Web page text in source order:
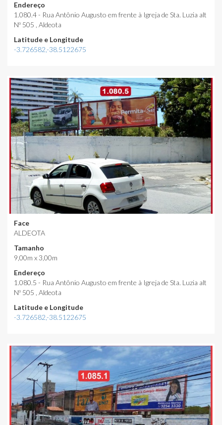
Endereço
1.080.4 - Rua Antônio Augusto em frente à Igreja de Sta. Luzia alt
Nº 505 , Aldeota
Latitude e Longitude
-3.726582,-38.5122675
Face
ALDEOTA
Tamanho
9,00m x 3,00m
Endereço
1.080.5 - Rua Antônio Augusto em frente à Igreja de Sta. Luzia alt
Nº 505 , Aldeota
Latitude e Longitude
-3.726582,-38.5122675